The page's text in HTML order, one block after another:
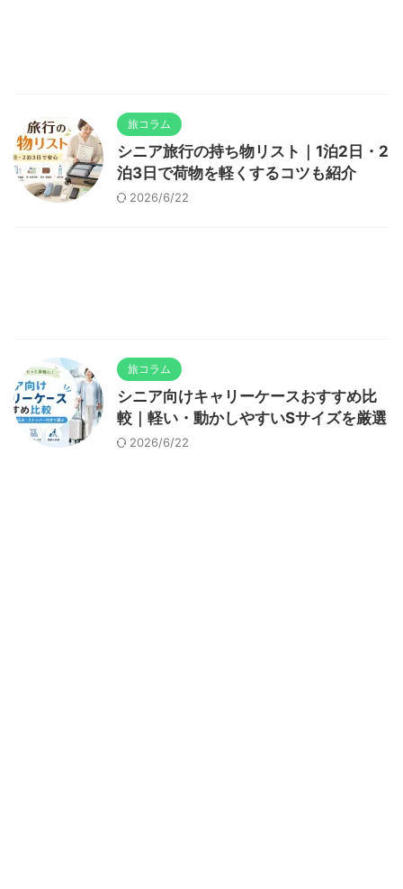
旅コラム
シニア旅行の持ち物リスト｜1泊2日・2
泊3日で荷物を軽くするコツも紹介
2026/6/22
旅コラム
シニア向けキャリーケースおすすめ比
較｜軽い・動かしやすいSサイズを厳選
2026/6/22